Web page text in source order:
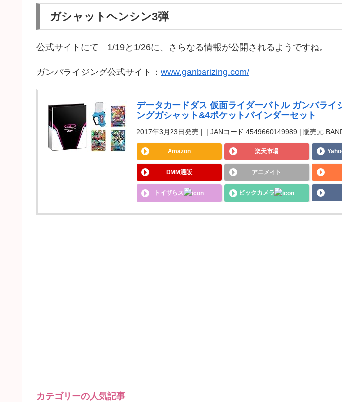
ガシャットヘンシン3弾
公式サイトにて 1/19と1/26に、さらなる情報が公開されるようですね。
ガンバライジング公式サイト： www.ganbarizing.com/
データカードダス 仮面ライダーバトル ガンバライ
ングガシャット&4ポケットバインダーセット
2017年3月23日発売 | | JANコード:4549660149989 | 販売元
Amazon 楽天市場
DMM通販 アニメイト
トイザらス ビックカメラ
カテゴリーの人気記事